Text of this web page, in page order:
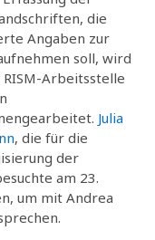
die
Angaben zur
soll, wird
Arbeitsstelle
Julia
, die für die
der
am 23.
um mit Andrea